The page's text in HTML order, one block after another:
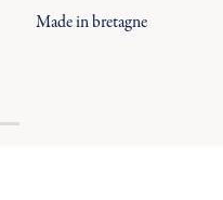
Made in bretagne